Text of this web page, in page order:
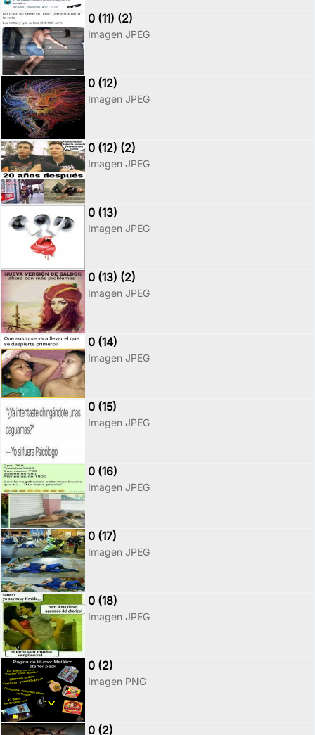
0 (11) (2)
Imagen JPEG
0 (12)
Imagen JPEG
0 (12) (2)
Imagen JPEG
0 (13)
Imagen JPEG
0 (13) (2)
Imagen JPEG
0 (14)
Imagen JPEG
0 (15)
Imagen JPEG
0 (16)
Imagen JPEG
0 (17)
Imagen JPEG
0 (18)
Imagen JPEG
0 (2)
Imagen PNG
0 (2)